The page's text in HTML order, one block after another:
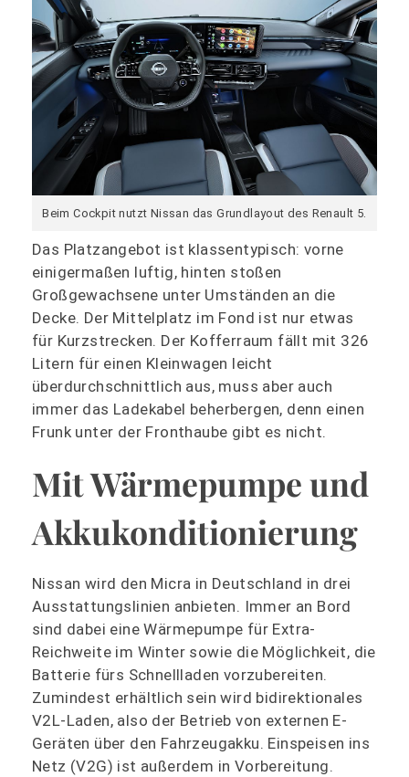
Beim Cockpit nutzt Nissan das Grundlayout des Renault 5.
Das Platzangebot ist klassentypisch: vorne
einigermaßen luftig, hinten stoßen
Großgewachsene unter Umständen an die
Decke. Der Mittelplatz im Fond ist nur etwas
für Kurzstrecken. Der Kofferraum fällt mit 326
Litern für einen Kleinwagen leicht
überdurchschnittlich aus, muss aber auch
immer das Ladekabel beherbergen, denn einen
Frunk unter der Fronthaube gibt es nicht.
Mit Wärmepumpe und
Akkukonditionierung
Nissan wird den Micra in Deutschland in drei
Ausstattungslinien anbieten. Immer an Bord
sind dabei eine Wärmepumpe für Extra-
Reichweite im Winter sowie die Möglichkeit, die
Batterie fürs Schnellladen vorzubereiten.
Zumindest erhältlich sein wird bidirektionales
V2L-Laden, also der Betrieb von externen E-
Geräten über den Fahrzeugakku. Einspeisen ins
Netz (V2G) ist außerdem in Vorbereitung.